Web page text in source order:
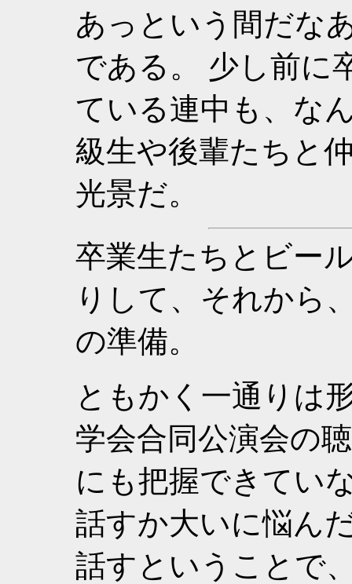
あっという間だな
である。 少し前に
ている連中も、な
級生や後輩たちと
光景だ。
卒業生たちとビー
りして、それから
の準備。
ともかく一通りは
学会合同公演会の
にも把握できてい
話すか大いに悩ん
話すということで